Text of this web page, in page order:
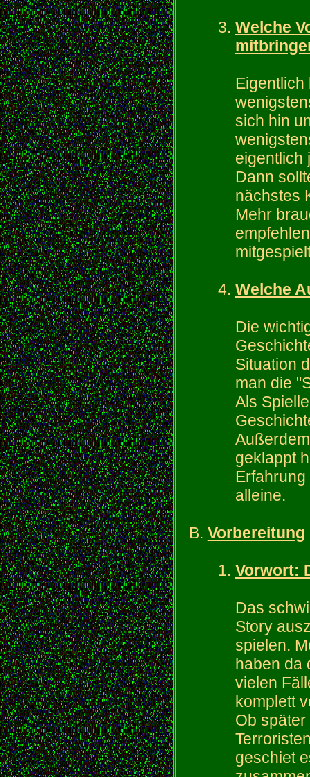
Welche
Eigentlich
sich hin
eigentlich
Dann
nächstes
Mehr
Welche
Die
Situation
man die
Als
geklappt
alleine.
Vorbereitung
Vorwort:
Das
Story
spielen.
haben da
vielen
komplett
Ob
geschiet